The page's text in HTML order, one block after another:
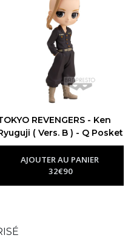
REVENGERS - Ken
( Vers. B ) - Q Posket
-Figurine Tokyo Revengers
AJOUTER AU PANIER
32€90